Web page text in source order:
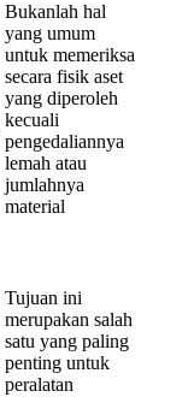
Bukanlah hal
yang umum
untuk memeriksa
secara fisik aset
yang diperoleh
kecuali
pengedaliannya
lemah atau
jumlahnya
material
Tujuan ini
merupakan salah
satu yang paling
penting untuk
peralatan